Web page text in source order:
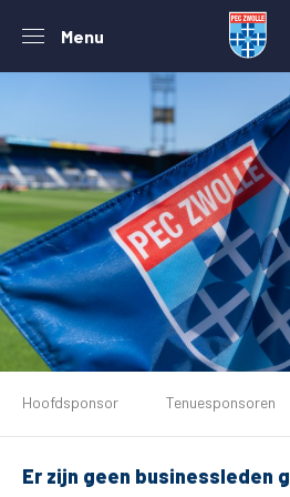
Menu
Tickets
Matchdays
Hoofdsponsor Tenuesponsoren
Er zijn geen businessleden